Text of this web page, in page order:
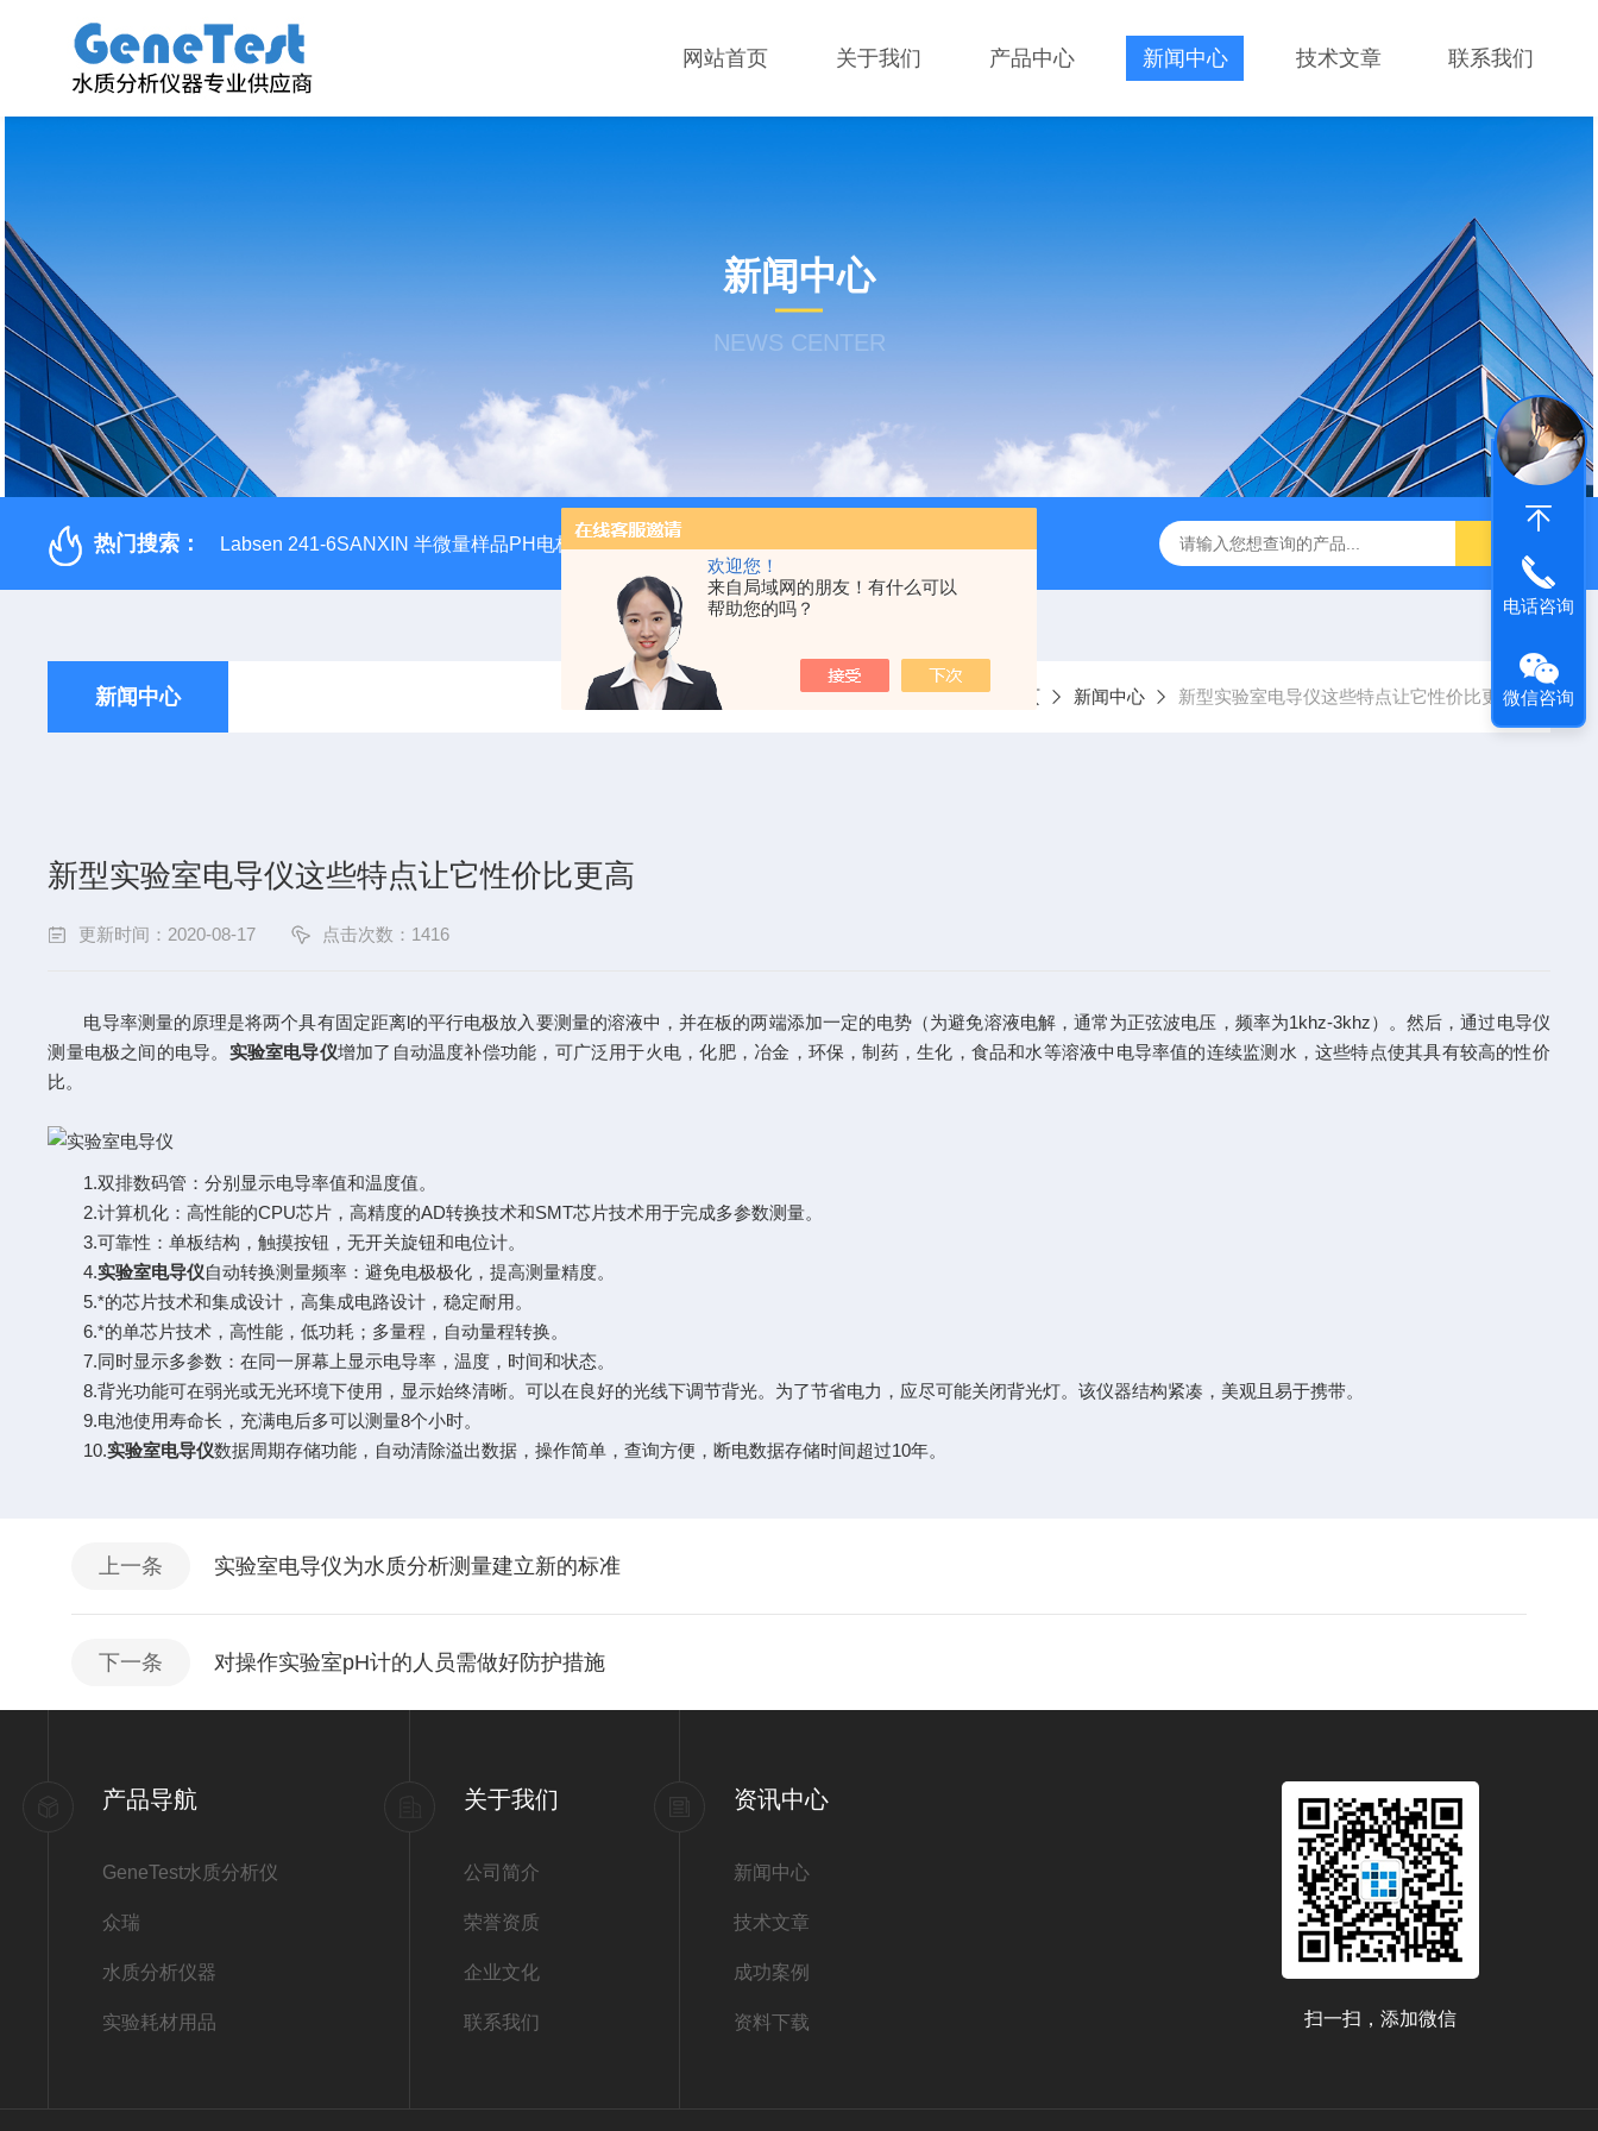
欢迎您！
来自局域网的朋友！有什么可以
帮助您的吗？
网站首页 关于我们 产品中心 新闻中心 技术文章 联系我们
新闻中心
NEWS CENTER
热门搜索： Labsen 241-6SANXIN 半微量样品PH电极 SDI-47手动SDI污染指数测定仪，携带方便，轻巧 9385100DR900便携式多参数水质分析仪
新闻中心 当前位置： 首页 新闻中心 新型实验室电导仪这些特点让它性价比更高
新型实验室电导仪这些特点让它性价比更高
更新时间：2020-08-17 点击次数：1416
电导率测量的原理是将两个具有固定距离l的平行电极放入要测量的溶液中，并在板的两端添加一定的电势（为避免溶液电解，通常为正弦波电压，频率为1khz-3khz）。然后，通过电导仪
测量电极之间的电导。 实验室电导仪增加了自动温度补偿功能，可广泛用于火电，化肥，冶金，环保，制药，生化，食品和水等溶液中电导率值的连续监测水，这些特点使其具有较高的性价
比。
1.双排数码管：分别显示电导率值和温度值。
2.计算机化：高性能的CPU芯片，高精度的AD转换技术和SMT芯片技术用于完成多参数测量。
3.可靠性：单板结构，触摸按钮，无开关旋钮和电位计。
4.实验室电导仪自动转换测量频率：避免电极极化，提高测量精度。
5.*的芯片技术和集成设计，高集成电路设计，稳定耐用。
6.*的单芯片技术，高性能，低功耗；多量程，自动量程转换。
7.同时显示多参数：在同一屏幕上显示电导率，温度，时间和状态。
8.背光功能可在弱光或无光环境下使用，显示始终清晰。可以在良好的光线下调节背光。为了节省电力，应尽可能关闭背光灯。该仪器结构紧凑，美观且易于携带。
9.电池使用寿命长，充满电后多可以测量8个小时。
10.实验室电导仪数据周期存储功能，自动清除溢出数据，操作简单，查询方便，断电数据存储时间超过10年。
上一条 实验室电导仪为水质分析测量建立新的标准
下一条 对操作实验室pH计的人员需做好防护措施
产品导航
GeneTest水质分析仪
众瑞
水质分析仪器
实验耗材用品
关于我们
公司简介
荣誉资质
企业文化
联系我们
资讯中心
新闻中心
技术文章
成功案例
资料下载 扫一扫，添加微信
电话咨询
微信咨询